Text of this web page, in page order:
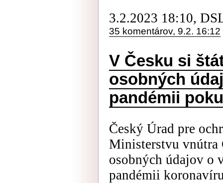
3.2.2023 18:10,
35 komentárov, 9.2. 16:12
V Česku si
osobných
pandémii
Český Úrad pre
Ministerstvu vnútra
osobných údajov o
pandémii